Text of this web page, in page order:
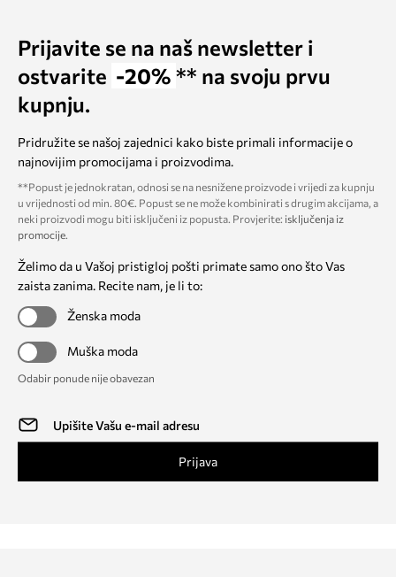
Prijavite se na naš newsletter i
ostvarite -20% ** na svoju prvu
kupnju.
Pridružite se našoj zajednici kako biste primali informacije o
najnovijim promocijama i proizvodima.
**Popust je jednokratan, odnosi se na nesnižene proizvode i vrijedi za kupnju
u vrijednosti od min. 80€. Popust se ne može kombinirati s drugim akcijama, a
neki proizvodi mogu biti isključeni iz popusta. Provjerite: isključenja iz
promocije.
Želimo da u Vašoj pristigloj pošti primate samo ono što Vas
zaista zanima. Recite nam, je li to:
Ženska moda
Muška moda
Odabir ponude nije obavezan
Prijava